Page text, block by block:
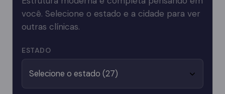
você. Selecione o estado e a cidade para ver
outras clínicas.
ESTADO